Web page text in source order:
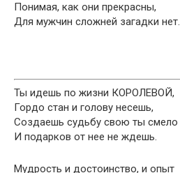
Понимая, как они прекрасны,
Для мужчин сложней загадки нет.
Ты идешь по жизни КОРОЛЕВОЙ,
Гордо стан и голову несешь,
Создаешь судьбу свою ты смело
И подарков от нее не ждешь.
Мудрость и достоинство, и опыт